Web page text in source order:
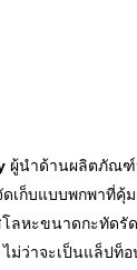
ผู้นำด้านผลิตภัณฑ์
ก็บแบบพกพาที่คุ้
หะขนาดกะทัด
ม่ว่าจะเป็นแล็ป